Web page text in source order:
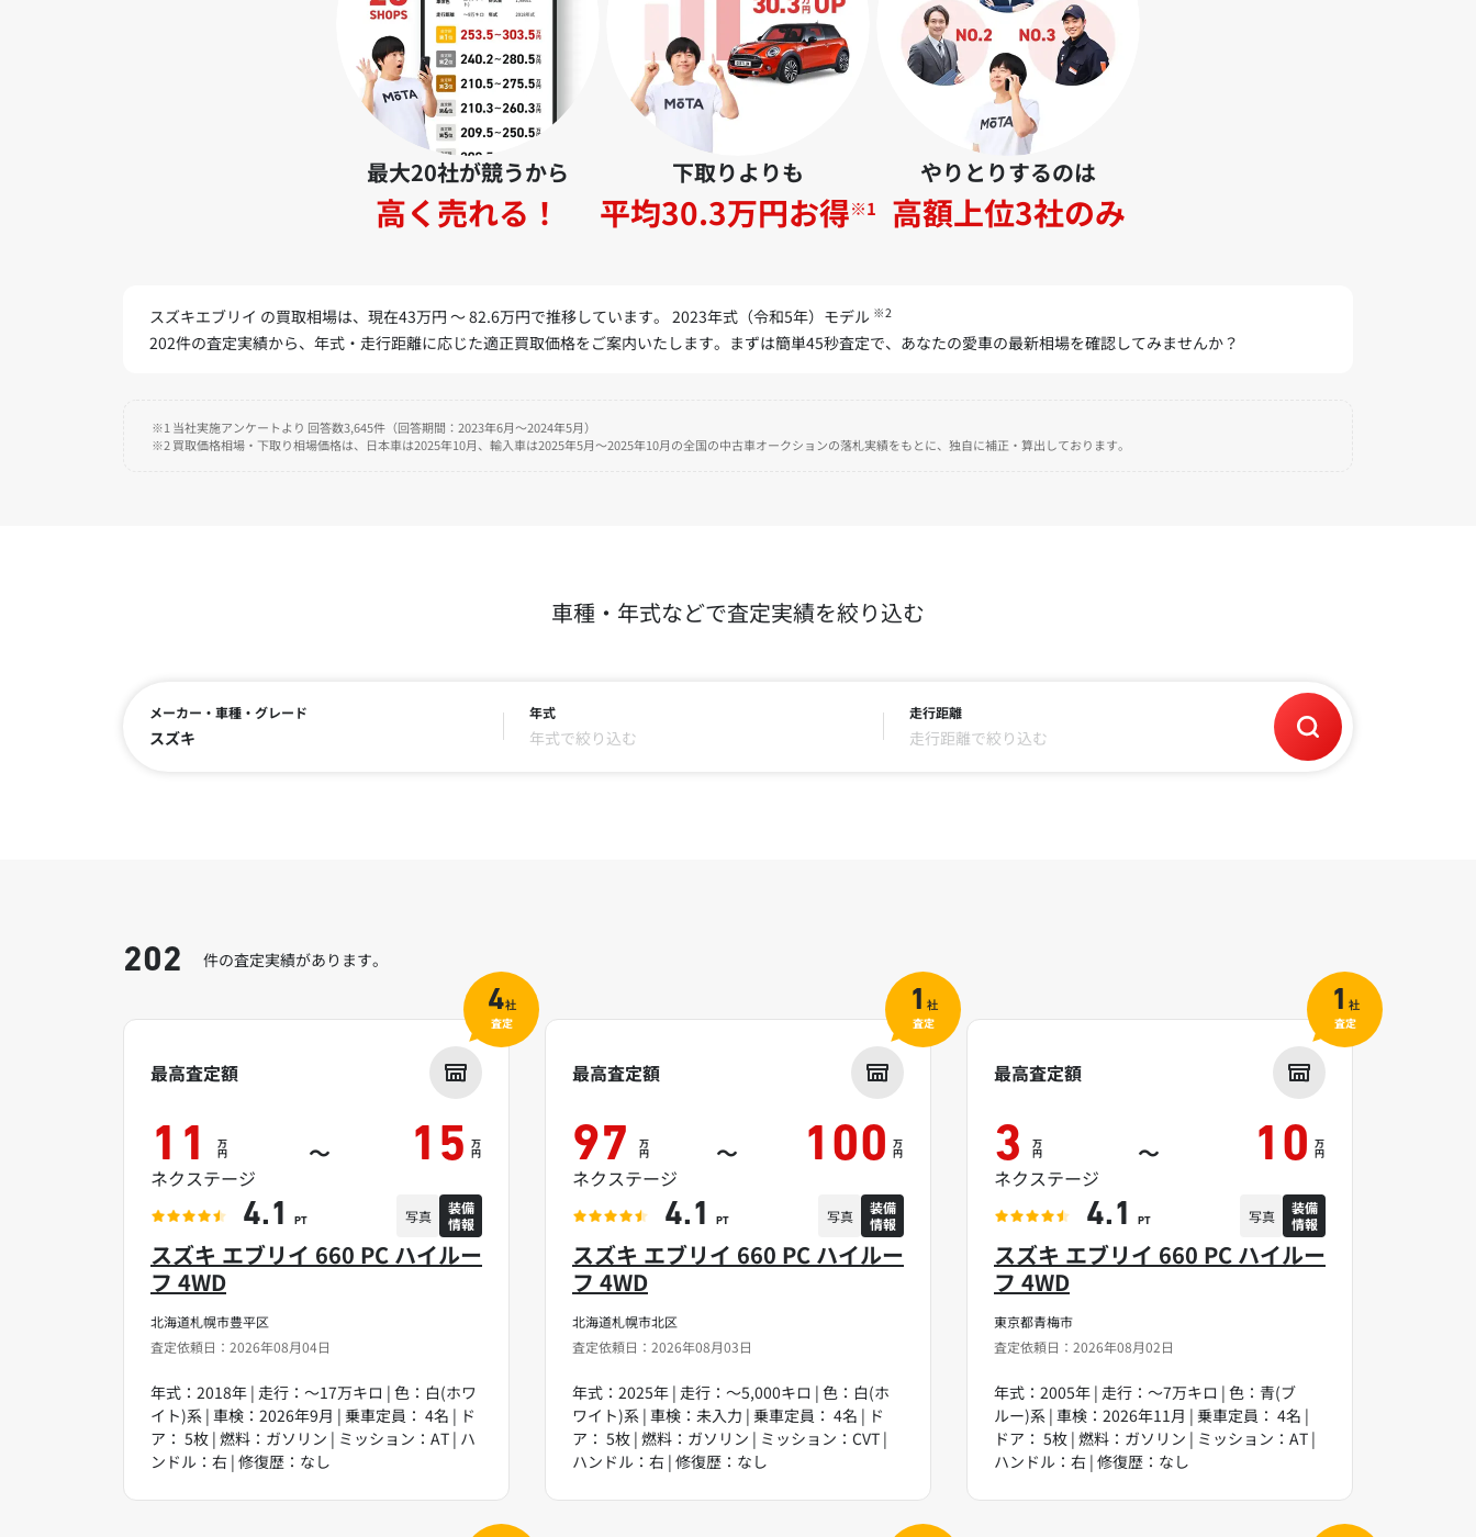
最大20社が競うから
高く売れる！
下取りよりも
平均30.3万円お得※1
やりとりするのは
高額上位3社のみ
スズキエブリイ の買取相場は、現在43万円 ～ 82.6万円で推移しています。 2023年式（令和5年）モデル ※2
202件の査定実績から、年式・走行距離に応じた適正買取価格をご案内いたします。まずは簡単45秒査定で、あなたの愛車の最新相場を確認してみませんか？
※1 当社実施アンケートより 回答数3,645件（回答期間：2023年6月～2024年5月）
※2 買取価格相場・下取り相場価格は、日本車は2025年10月、輸入車は2025年5月～2025年10月の全国の中古車オークションの落札実績をもとに、独自に補正・算出しております。
車種・年式などで査定実績を絞り込む
メーカー・車種・グレード
スズキ
年式
年式で絞り込む
走行距離
走行距離で絞り込む
202 件の査定実績があります。
北海道札幌市豊平区
査定依頼日：2026年08月04日
スズキ エブリイ 660 PC ハイルー
フ 4WD
年式：2018年 | 走行：～17万キロ | 色：白(ホワ
イト)系 | 車検：2026年9月 | 乗車定員： 4名 | ド
ア： 5枚 | 燃料：ガソリン | ミッション：AT | ハ
ンドル：右 | 修復歴：なし
最高査定額
11 万
円 ～ 15 万
円
ネクステージ
4.1 PT 写真
装備
情報
4社
査定
北海道札幌市北区
査定依頼日：2026年08月03日
スズキ エブリイ 660 PC ハイルー
フ 4WD
年式：2025年 | 走行：～5,000キロ | 色：白(ホ
ワイト)系 | 車検：未入力 | 乗車定員： 4名 | ド
ア： 5枚 | 燃料：ガソリン | ミッション：CVT |
ハンドル：右 | 修復歴：なし
最高査定額
97 万
円 ～ 100 万
円
ネクステージ
4.1 PT 写真
装備
情報
1 社
査定
東京都青梅市
査定依頼日：2026年08月02日
スズキ エブリイ 660 PC ハイルー
フ 4WD
年式：2005年 | 走行：～7万キロ | 色：青(ブ
ルー)系 | 車検：2026年11月 | 乗車定員： 4名 |
ドア： 5枚 | 燃料：ガソリン | ミッション：AT |
ハンドル：右 | 修復歴：なし
最高査定額
3 万
円 ～ 10 万
円
ネクステージ
4.1 PT 写真
装備
情報
1 社
査定